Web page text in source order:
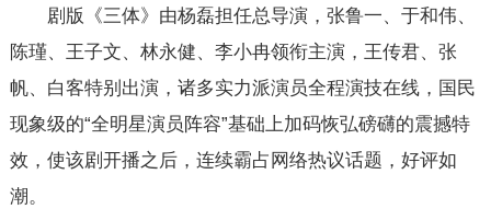
剧版《三体》由杨磊担任总导演，张鲁一、于和伟、
陈瑾、王子文、林永健、李小冉领衔主演，王传君、张
帆、白客特别出演，诸多实力派演员全程演技在线，国民
现象级的“全明星演员阵容”基础上加码恢弘磅礴的震撼特
效，使该剧开播之后，连续霸占网络热议话题，好评如
潮。